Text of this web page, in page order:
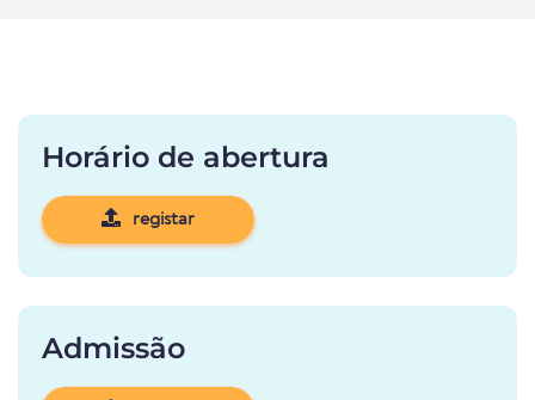
Horário de abertura
registar
Admissão